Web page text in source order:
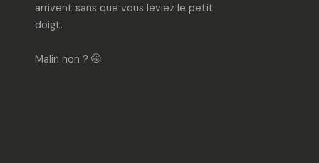
arrivent sans que vous leviez le petit
doigt.
Malin non ? 🤭